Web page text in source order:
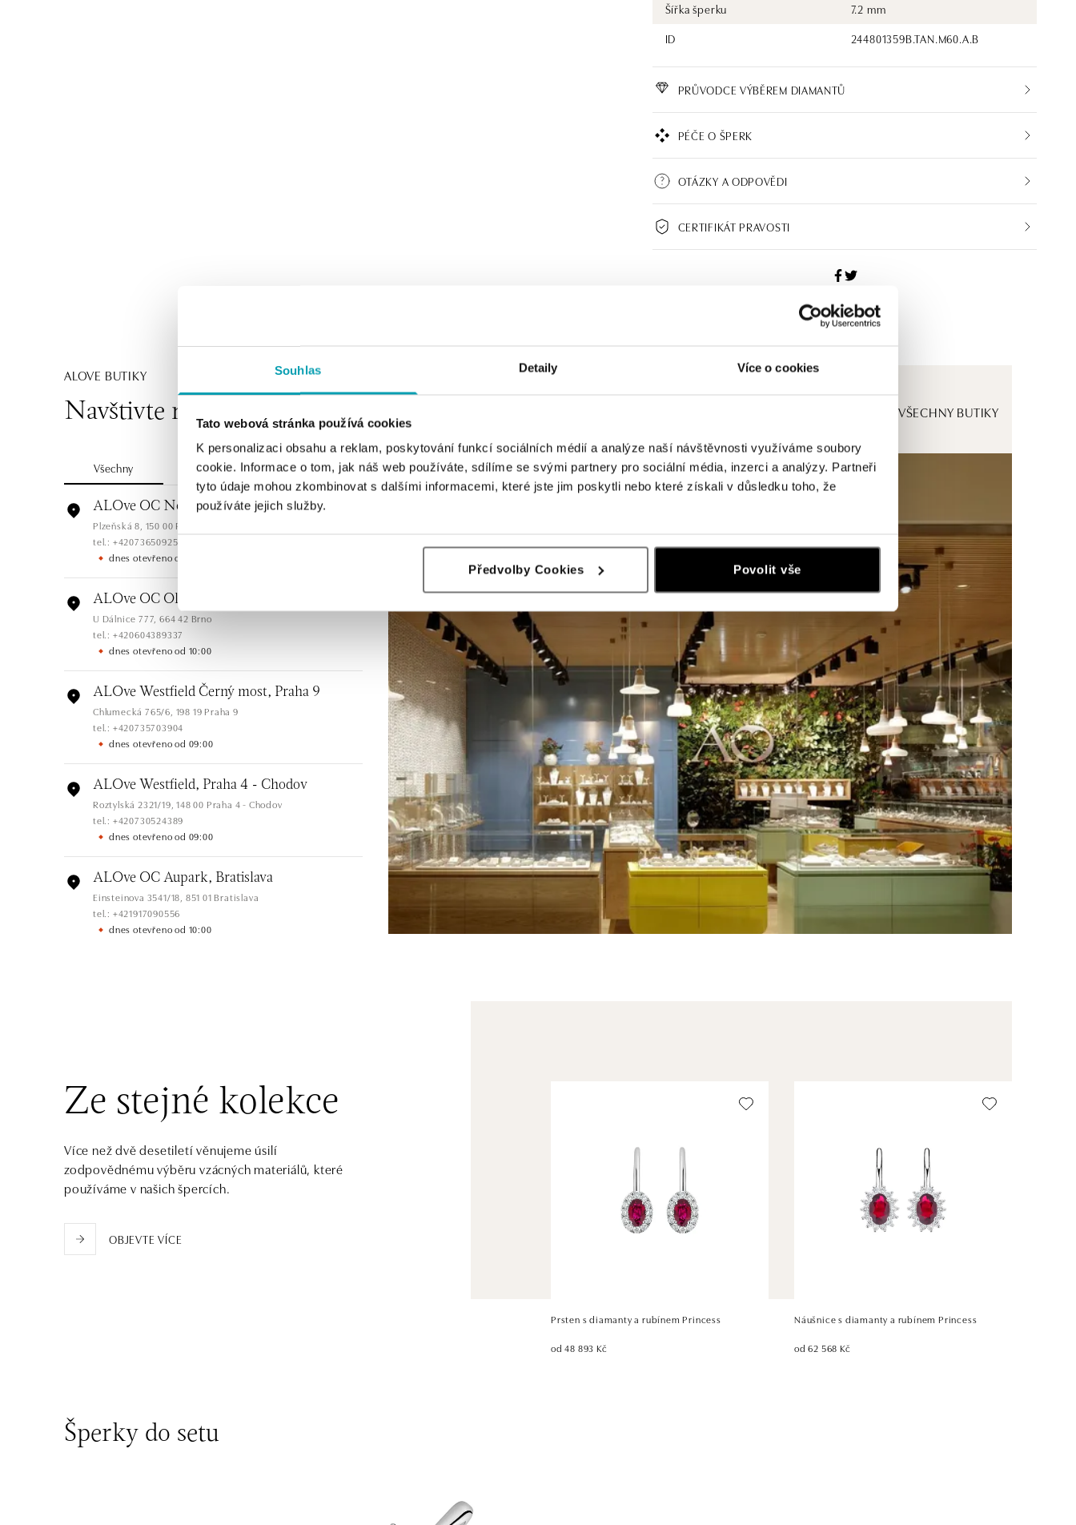
Souhlas Detaily Více o cookies
Tato webová stránka používá cookies
K personalizaci obsahu a reklam, poskytování funkcí sociálních médií a analýze naší návštěvnosti využíváme soubory
cookie. Informace o tom, jak náš web používáte, sdílíme se svými partnery pro sociální média, inzerci a analýzy. Partneři
tyto údaje mohou zkombinovat s dalšími informacemi, které jste jim poskytli nebo které získali v důsledku toho, že
používáte jejich služby.
Předvolby Cookies Povolit vše
Šířka šperku
7.2 mm
ID
244801359B.TAN.M60.A.B
PRŮVODCE VÝBĚREM DIAMANTŮ
PÉČE O ŠPERK
OTÁZKY A ODPOVĚDI
CERTIFIKÁT PRAVOSTI
ALOVE BUTIKY
Navštivte naše butiky ZOBRAZIT VŠECHNY BUTIKY
Všechny Česko Slovensko
ALOve OC Nový Smíchov, Praha 5
Plzeňská 8, 150 00 Praha 5 - Anděl
tel.: +420736509250
dnes otevřeno od 09:00
ALOve OC Olympia, Brno
U Dálnice 777, 664 42 Brno
tel.: +420604389337
dnes otevřeno od 10:00
ALOve Westfield Černý most, Praha 9
Chlumecká 765/6, 198 19 Praha 9
tel.: +420735703904
dnes otevřeno od 09:00
ALOve Westfield, Praha 4 - Chodov
Roztylská 2321/19, 148 00 Praha 4 - Chodov
tel.: +420730524389
dnes otevřeno od 09:00
ALOve OC Aupark, Bratislava
Einsteinova 3541/18, 851 01 Bratislava
tel.: +421917090556
dnes otevřeno od 10:00
Ivanská cesta 16, 821 04 Bratislava
tel.: +421 917 090 372
dnes otevřeno od 10:00
HALADA OC Eurovea, Bratislava
Pribinova 8, 811 09 Bratislava
tel.: +421 910 284 071
Ze stejné kolekce
Více než dvě desetiletí věnujeme úsilí
zodpovědnému výběru vzácných materiálů, které
používáme v našich špercích.
OBJEVTE VÍCE
Prsten s diamanty a rubínem Princess
od 48 893 Kč
Náušnice s diamanty a rubínem Princess
od 62 568 Kč
Šperky do setu